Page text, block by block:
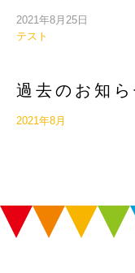
テスト
2021年8月25日
過去のお知ら
2021年8月